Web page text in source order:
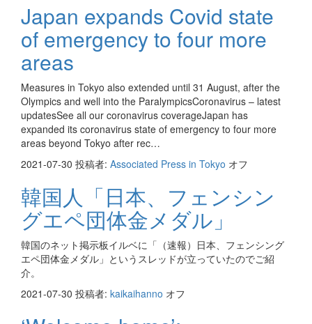
Japan expands Covid state
of emergency to four more
areas
Measures in Tokyo also extended until 31 August, after the
Olympics and well into the ParalympicsCoronavirus – latest
updatesSee all our coronavirus coverageJapan has
expanded its coronavirus state of emergency to four more
areas beyond Tokyo after rec…
2021-07-30 投稿者: Associated Press in Tokyo オフ
韓国人「日本、フェンシン
グエペ団体金メダル」
韓国のネット掲示板イルベに「（速報）日本、フェンシング
エペ団体金メダル」というスレッドが立っていたのでご紹
介。
2021-07-30 投稿者: kaikaihanno オフ